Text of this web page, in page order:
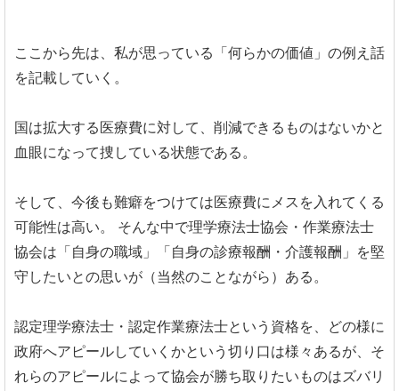
ここから先は、私が思っている「何らかの価値」の例え話
を記載していく。
国は拡大する医療費に対して、削減できるものはないかと
血眼になって捜している状態である。
そして、今後も難癖をつけては医療費にメスを入れてくる
可能性は高い。
そんな中で理学療法士協会・作業療法士
協会は「自身の職域」「自身の診療報酬・介護報酬」を堅
守したいとの思いが（当然のことながら）ある。
認定理学療法士・認定作業療法士という資格を、どの様に
政府へアピールしていくかという切り口は様々あるが、そ
れらのアピールによって協会が勝ち取りたいものはズバリ